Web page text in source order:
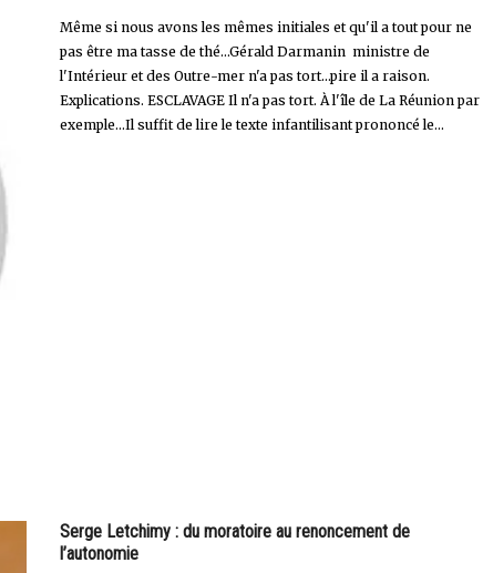
Même si nous avons les mêmes initiales et qu'il a tout pour ne
pas être ma tasse de thé...Gérald Darmanin ministre de
l'Intérieur et des Outre-mer n'a pas tort…pire il a raison.
Explications. ESCLAVAGE Il n'a pas tort. À l'île de La Réunion par
exemple...Il suffit de lire le texte infantilisant prononcé le...
Serge Letchimy : du moratoire au renoncement de
l’autonomie